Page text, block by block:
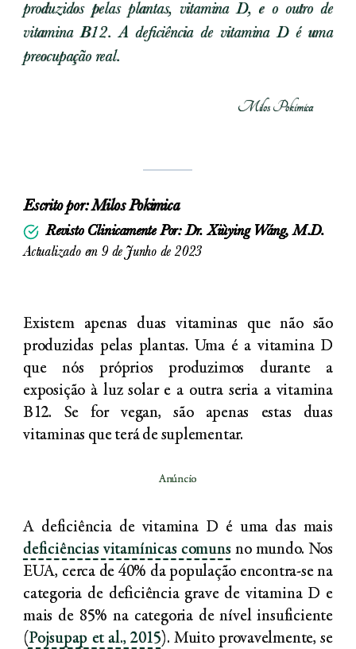
produzidos pelas plantas, vitamina D, e o outro de
vitamina B12. A deficiência de vitamina D é uma
preocupação real.
Milos Pokimica
Escrito por:Milos Pokimica
Revisto Clinicamente Por: Dr. Xiùying Wáng, M.D.
Actualizado em 9 de Junho de 2023
Existem apenas duas vitaminas que não são
produzidas pelas plantas. Uma é a vitamina D
que nós próprios produzimos durante a
exposição à luz solar e a outra seria a vitamina
B12. Se for vegan, são apenas estas duas
vitaminas que terá de suplementar.
Anúncio
A deficiência de vitamina D é uma das mais
deficiências vitamínicas comuns no mundo. Nos
EUA, cerca de 40% da população encontra-se na
categoria de deficiência grave de vitamina D e
mais de 85% na categoria de nível insuficiente
(Pojsupap et al., 2015). Muito provavelmente, se